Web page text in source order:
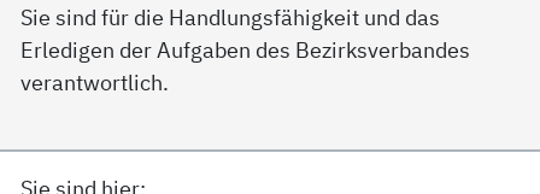
Sie sind für die Handlungsfähigkeit und das
Erledigen der Aufgaben des Bezirksverbandes
verantwortlich.
Sie sind hier: